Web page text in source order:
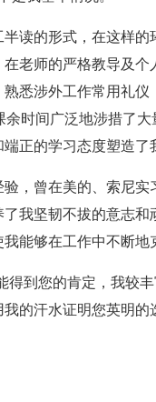
的形式，在这样的
老师的严格教导及
悉涉外工作常用礼仪
余时间广泛地涉措了
正的学习态度塑造了
曾在美的、索尼实
我坚韧不拔的意志
能够在工作中不断地
到您的肯定，我较丰
的汗水证明您英明的